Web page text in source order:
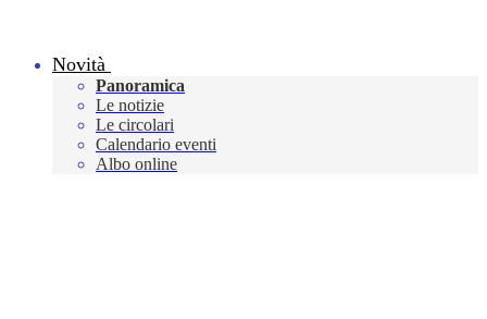
Novità
Panoramica
Le notizie
Le circolari
Calendario eventi
Albo online